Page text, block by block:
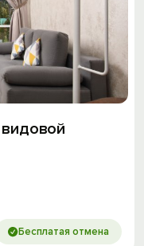
Бесплатая отмена